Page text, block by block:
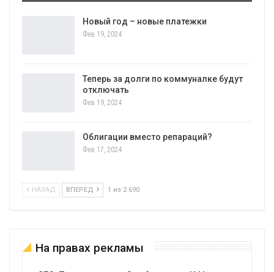
Новый год – новые платежки
Фев 19, 2024
Теперь за долги по коммуналке будут
отключать
Фев 19, 2024
Облигации вместо репараций?
Фев 17, 2024
НАЗАД ВПЕРЕД 1 из 2 690
На правах рекламы